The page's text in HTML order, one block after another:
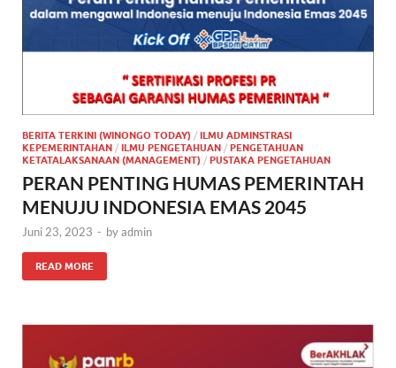
BERITA TERKINI (WINONGO TODAY) / ILMU ADMINSTRASI
KEPEMERINTAHAN / ILMU PENGETAHUAN / PENGETAHUAN
KETATALAKSANAAN (MANAGEMENT) / PUSTAKA PENGETAHUAN
PERAN PENTING HUMAS PEMERINTAH
MENUJU INDONESIA EMAS 2045
Juni 23, 2023 - byadmin
READ MORE